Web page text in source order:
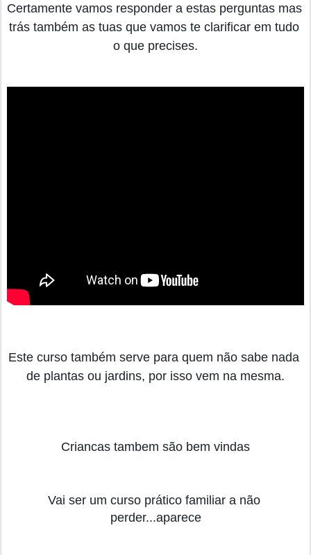
Certamente vamos responder a estas perguntas mas
trás também as tuas que vamos te clarificar em tudo
o que precises.
Este curso também serve para quem não sabe nada
de plantas ou jardins, por isso vem na mesma.
Criancas tambem são bem vindas
Vai ser um curso prático familiar a não
perder...aparece